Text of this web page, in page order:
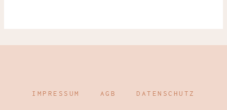
IMPRESSUM AGB DATENSCHUTZ